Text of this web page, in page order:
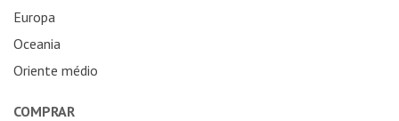
Europa
Oceania
Oriente médio
COMPRAR